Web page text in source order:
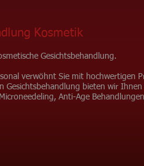
Kosmetik
Gesichtsbehandlung.
verwöhnt Sie mit hochwertigen
Gesichtsbehandlung bieten wir
Anti-Age